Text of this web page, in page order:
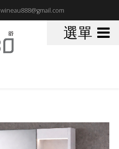
wineau888@gmail.com